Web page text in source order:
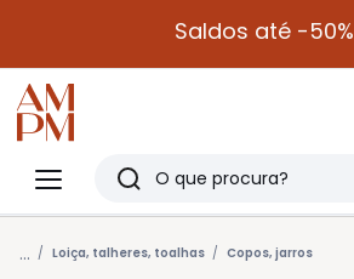
Saldos até -50%
Menu
Redoute
Pesquisar
Últimos
artigos
... Loiça, talheres, toalhas Copos, jarros